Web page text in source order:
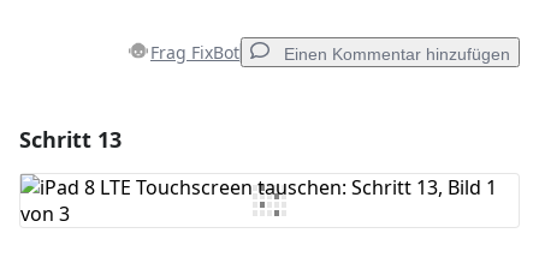
Frag FixBot Einen Kommentar hinzufügen
Kommentar hinzufügen
Schritt 13